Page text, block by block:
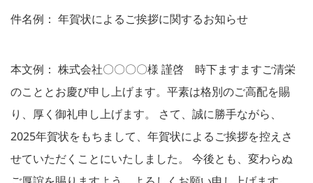
件名例： 年賀状によるご挨拶に関するお知らせ
本文例： 株式会社〇〇〇〇様 謹啓 時下ますますご清栄
のこととお慶び申し上げます。平素は格別のご高配を賜
り、厚く御礼申し上げます。 さて、誠に勝手ながら、
2025年賀状をもちまして、年賀状によるご挨拶を控えさ
せていただくことにいたしました。 今後とも、変わらぬ